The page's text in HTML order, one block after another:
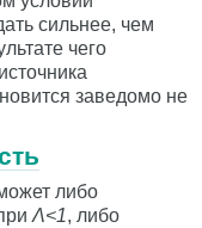
сильнее, чем
чего
заведомо не
либо
Λ<1, либо